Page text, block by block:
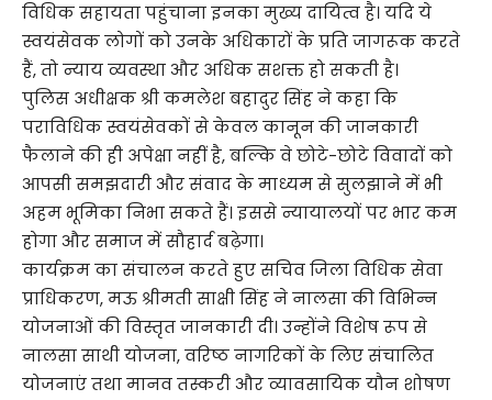
विधिक सहायता पहुंचाना इनका मुख्य दायित्व है। यदि ये
स्वयंसेवक लोगों को उनके अधिकारों के प्रति जागरूक करते
हैं, तो न्याय व्यवस्था और अधिक सशक्त हो सकती है।
पुलिस अधीक्षक श्री कमलेश बहादुर सिंह ने कहा कि
पराविधिक स्वयंसेवकों से केवल कानून की जानकारी
फैलाने की ही अपेक्षा नहीं है, बल्कि वे छोटे-छोटे विवादों को
आपसी समझदारी और संवाद के माध्यम से सुलझाने में भी
अहम भूमिका निभा सकते हैं। इससे न्यायालयों पर भार कम
होगा और समाज में सौहार्द बढ़ेगा।
कार्यक्रम का संचालन करते हुए सचिव जिला विधिक सेवा
प्राधिकरण, मऊ श्रीमती साक्षी सिंह ने नालसा की विभिन्न
योजनाओं की विस्तृत जानकारी दी। उन्होंने विशेष रूप से
नालसा साथी योजना, वरिष्ठ नागरिकों के लिए संचालित
योजनाएं तथा मानव तस्करी और व्यावसायिक यौन शोषण